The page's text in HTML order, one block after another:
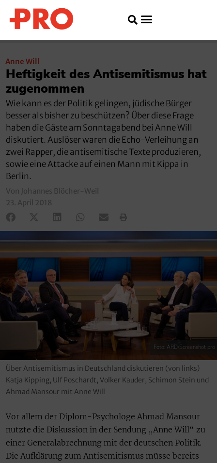
Anne Will
Heftigkeit des Antisemitismus hat
zugenommen
Wie kann es der Politik gelingen, jüdische Bürger
besser als bisher zu beschützen? Über diese Frage
haben die Gäste am Sonntagabend bei Anne Will
diskutiert. Auslöser waren die Echo-Verleihung an
zwei Rapper, die antisemitische Texte produzieren,
sowie eine Attacke auf einen Mann mit Kippa in
Berlin.
Von Johannes Blöcher-Weil
23. April 2018
Foto: ARD/Screenshot pro
Über Antisemitismus in Deutschland diskutieren (von links)
Katja Kipping, Ulf Poschardt, Volker Kauder, Schimon Stein und
Ahmad Mansour mit Anne Will
Vor allem der Diplom-Psychologe Ahmad Mansour
nutzte die Diskussion in der Sendung „Anne Will“ zu
einer Generalabrechnung mit der deutschen Politik.
Die Aufklärung zum Antisemitismus müsse bereits